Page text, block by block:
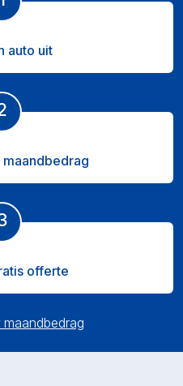
auto uit
offerte